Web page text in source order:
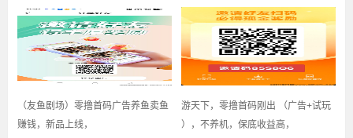
（友鱼剧场）零撸首码广告养鱼卖鱼
赚钱，新品上线，
游天下，零撸首码刚出 （广告+试玩
），不养机，保底收益高，